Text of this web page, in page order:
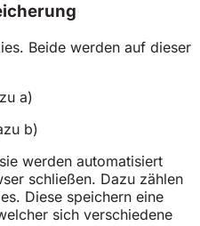
Beide werden auf dieser
a)
b)
werden automatisiert
schließen. Dazu zählen
Diese speichern eine
sich verschiedene